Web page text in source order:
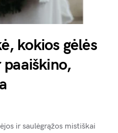
kokios gėlės
paaiškino,
ir saulėgrąžos mistiškai